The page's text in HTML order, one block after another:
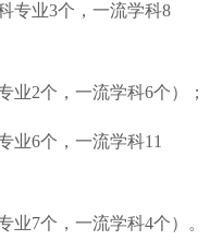
业3个，一流学科8
2个，一流学科6个）；
6个，一流学科11
7个，一流学科4个）。